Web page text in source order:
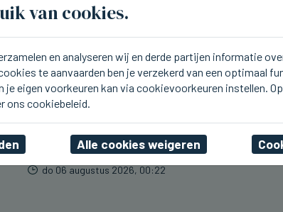
BLANKENBERGE
Line De Dauw komt deze
namiddag naar Radio 2
aan Zee in Blankenberge
do 06 augustus 2026, 00:22
van cookies.
en analyseren wij en derde partijen informatie
te aanvaarden ben je verzekerd van een optimaal
je eigen voorkeuren kan via cookievoorkeuren instellen.
ons cookiebeleid.
Alle cookies weigeren